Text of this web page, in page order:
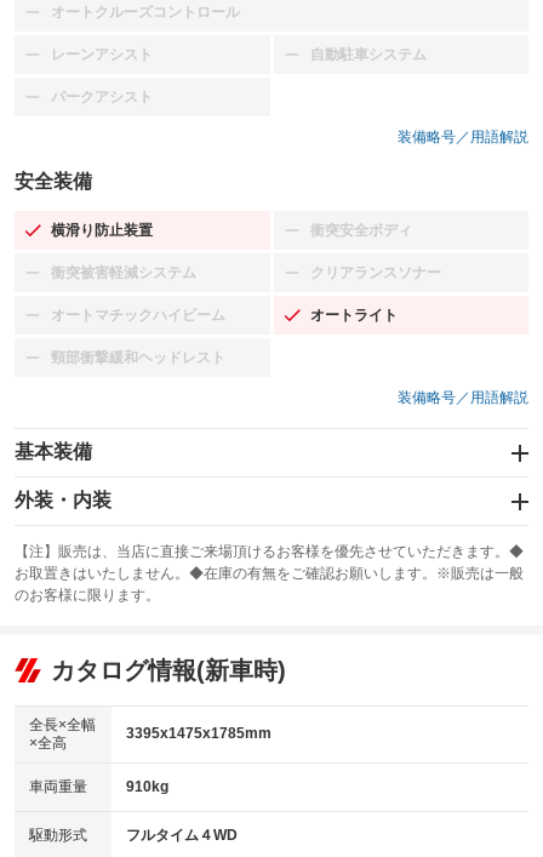
オートクルーズコントロール
：装備なし
レーンアシスト
：装備なし 自動駐車システム
：装備なし
パークアシスト
：装備なし
装備略号／用語解説
安全装備
横滑り防止装置
：装備あり 衝突安全ボディ
：装備なし
衝突被害軽減システム
：装備なし クリアランスソナー
：装備なし
オートマチックハイビーム
：装備なし オートライト
：装備あり
頸部衝撃緩和ヘッドレスト
：装備なし
装備略号／用語解説
基本装備
エアバッグ：運転席/助手席
：装備あり
：装備なし
サンルーフ
：装備なし ABS
リフトアップ
：装備なし
：装備なし
パワーウィンドウ
アイドリングストップ
：装備なし
USB入力端子
：装備なし
外装・内装
カーナビ
：装備なし
TV
：装備なし
ビジュアル
：装備なし
：装備なし
革シート
キーレス
HID(キセノンライト)
：装備なし
【注】販売は、当店に直接ご来場頂けるお客様を優先させていただきます。◆
お取置きはいたしません。◆在庫の有無をご確認お願いします。※販売は一般
のお客様に限ります。
カタログ情報(新車時)
全長×全幅
×全高
3395x1475x1785mm
車両重量 910kg
駆動形式 フルタイム４WD